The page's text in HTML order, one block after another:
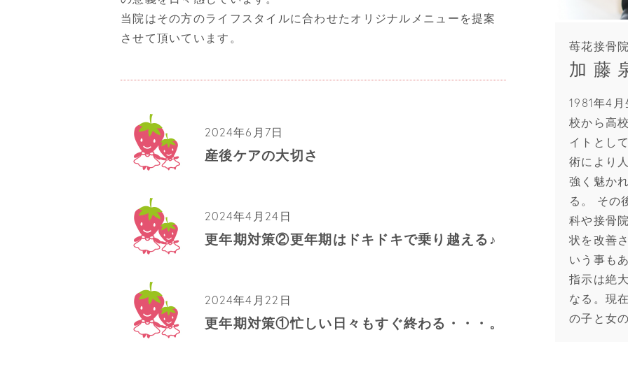
当院はその方のライフスタイルに合わせたオリジナルメニューを提案
させて頂いています。
2024年6月7日
産後ケアの大切さ
2024年4月24日
更年期対策②更年期はドキドキで乗り越える♪
2024年4月22日
更年期対策①忙しい日々もすぐ終わる・・・。
苺花接骨
加 藤
1981年4
校から高
イトとし
術により
強く魅か
る。 その
科や接骨
状を改善
いう事も
指示は絶
なる。現
の子と女